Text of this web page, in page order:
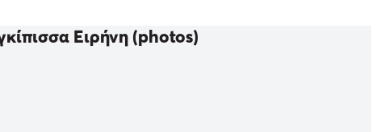
Ειρήνη (photos)